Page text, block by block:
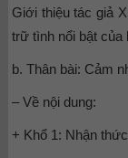
Giới thiệu tác giả
trữ tình nổi bật của
b. Thân bài: Cảm
– Về nội dung:
+ Khổ 1: Nhận